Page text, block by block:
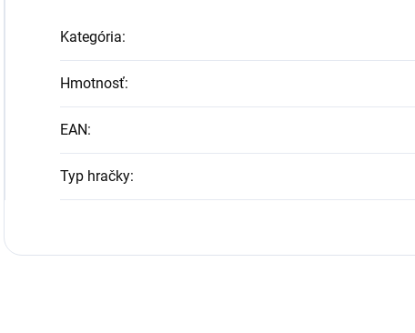
Kategória:
Hmotnosť:
EAN:
Typ hračky: